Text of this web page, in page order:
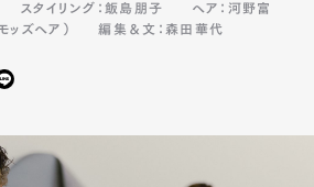
スタイリング：飯島朋子
ヘア：河野富
ッズヘア） 編集＆文：森田華代